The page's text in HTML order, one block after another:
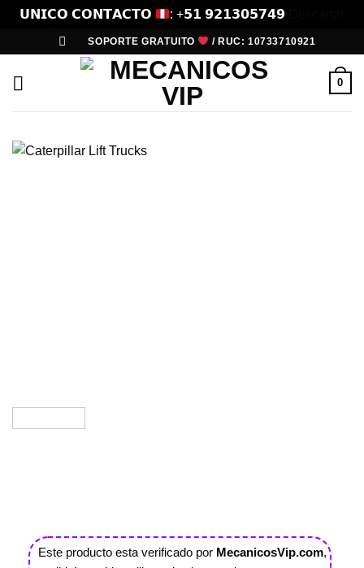
𝗨𝗡𝗜𝗖𝗢 𝗖𝗢𝗡𝗧𝗔𝗖𝗧𝗢 : +𝟱𝟭 𝟵𝟮𝟭𝟯𝟬𝟱𝟳𝟰𝟵
al
contenido
SOPORTE GRATUITO / RUC: 10733710921
0
Este producto esta verificado por MecanicosVip.com,